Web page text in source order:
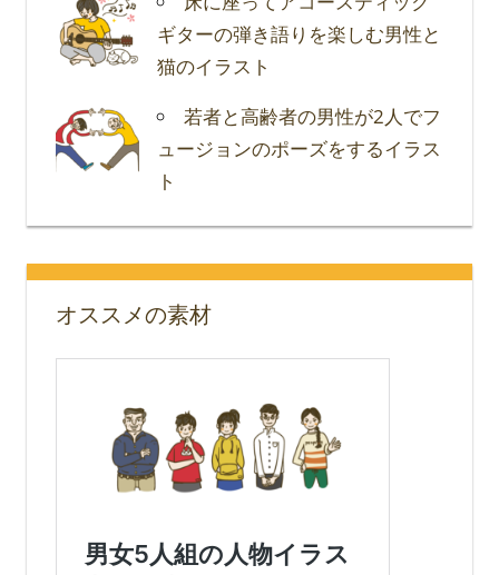
ギターの弾き語りを楽しむ男性と
猫のイラスト
若者と高齢者の男性が2人でフ
ュージョンのポーズをするイラス
ト
オススメの素材